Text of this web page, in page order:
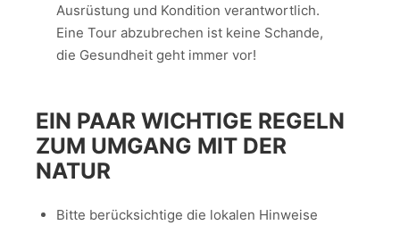
Ausrüstung und Kondition verantwortlich.
Eine Tour abzubrechen ist keine Schande,
die Gesundheit geht immer vor!
EIN PAAR WICHTIGE REGELN
ZUM UMGANG MIT DER
NATUR
Bitte berücksichtige die lokalen Hinweise